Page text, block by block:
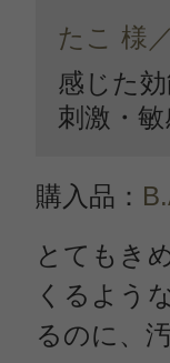
たこ 様／
感じた
刺激・
購入品：
とてもき
くるよう
るのに、